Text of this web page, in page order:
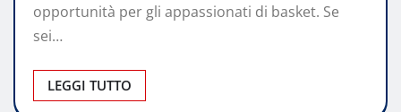
opportunità per gli appassionati di basket. Se
sei…
LEGGI TUTTO